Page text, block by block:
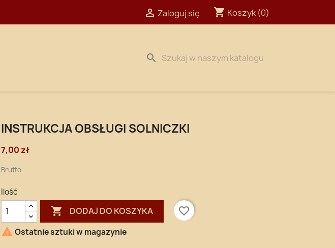
 Zaloguj się shopping_cart Koszyk (0)
search
INSTRUKCJA OBSŁUGI SOLNICZKI
7,00 zł
Brutto
Ilość
 DODAJ DO KOSZYKA
favorite_border
 Ostatnie sztuki w magazynie